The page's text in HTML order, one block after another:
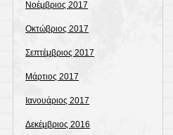
Νοέμβριος 2017
Οκτώβριος 2017
Σεπτέμβριος 2017
Μάρτιος 2017
Ιανουάριος 2017
Δεκέμβριος 2016